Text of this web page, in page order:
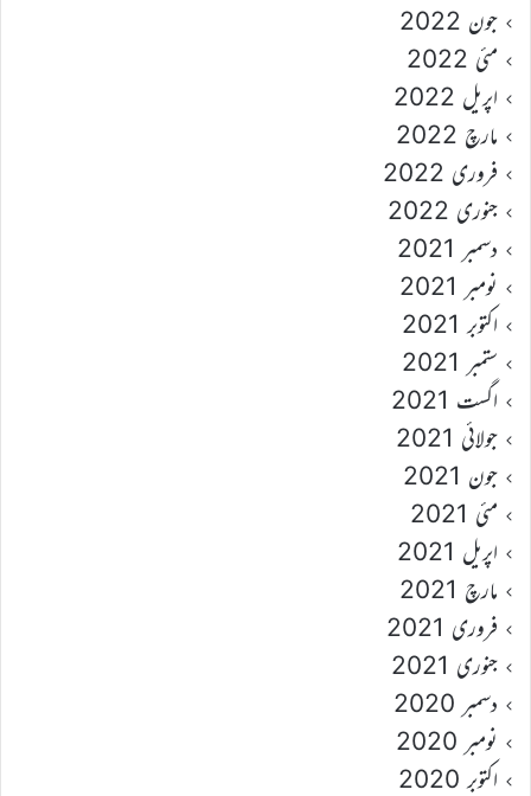
جون 2022
مئی 2022
اپریل 2022
مارچ 2022
فروری 2022
جنوری 2022
دسمبر 2021
نومبر 2021
اکتوبر 2021
ستمبر 2021
اگست 2021
جولائی 2021
جون 2021
مئی 2021
اپریل 2021
مارچ 2021
فروری 2021
جنوری 2021
دسمبر 2020
نومبر 2020
اکتوبر 2020